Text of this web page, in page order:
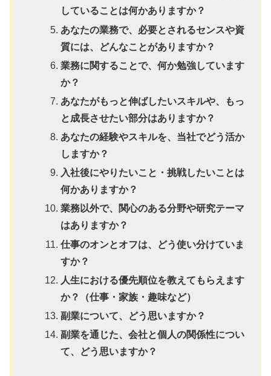
していることは何かありますか？
あなたの業務で、必要とされるセンスや資
質には、どんなことがありますか？
業務に関することで、何か勉強しています
か？
あなたがもっと伸ばしたいスキルや、もっ
と成長させたい部分はありますか？
あなたの経験やスキルを、当社でどう活か
しますか？
入社後にやりたいこと・挑戦したいことは
何かありますか？
業務以外で、関心のある分野や研究テーマ
はありますか？
仕事のオンとオフは、どう使い分けていま
すか？
人生における優先順位を教えてもらえます
か？（仕事・家族・趣味など）
副業について、どう思いますか？
副業を通じた、会社と個人の関係性につい
て、どう思いますか？